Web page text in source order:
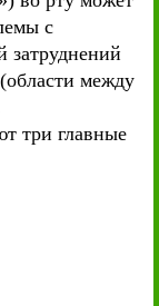
с
затруднений
между
три главные